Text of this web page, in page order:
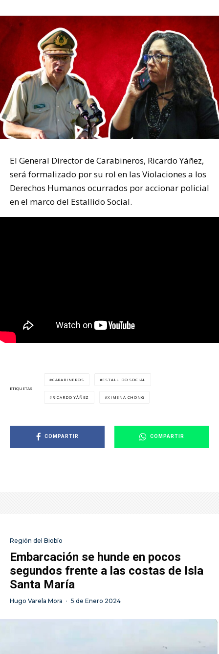
El General Director de Carabineros, Ricardo Yáñez,
será formalizado por su rol en las Violaciones a los
Derechos Humanos ocurrados por accionar policial
en el marco del Estallido Social.
ETIQUETAS
CARABINEROS ESTALLIDO SOCIAL
RICARDO YÁÑEZ XIMENA CHONG
COMPARTIR COMPARTIR
Región del Biobío
Embarcación se hunde en pocos
segundos frente a las costas de Isla
Santa María
Hugo Varela Mora · 5 de Enero 2024